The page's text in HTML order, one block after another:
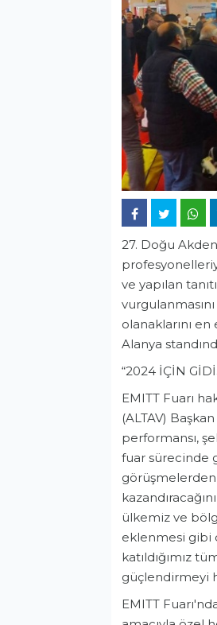
27. Doğu
ve yapılan
olanaklarını
Alanya
“2024 İÇİN
EMITT Fuarı
(ALTAV)
performansı,
fuar sürecinde
ülkemiz ve
eklenmesi gibi
katıldığımız
güçlendirmeyi
EMITT